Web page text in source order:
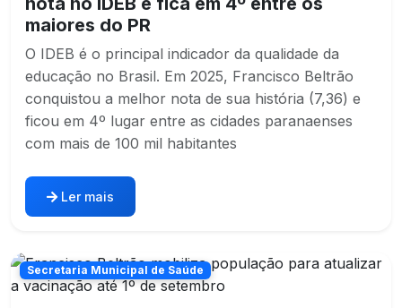
maiores do PR
O IDEB é o principal indicador da qualidade da
educação no Brasil. Em 2025, Francisco Beltrão
conquistou a melhor nota de sua história (7,36) e
ficou em 4º lugar entre as cidades paranaenses
com mais de 100 mil habitantes
Ler mais
Secretaria Municipal de Saúde